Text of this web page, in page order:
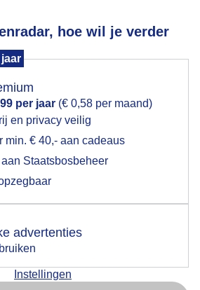
hoe wil je verder
jaar
per jaar (€ 0,58 per maand)
en privacy veilig
min. € 40,- aan cadeaus
Staatsbosbeheer
advertenties
Instellingen
locatie gebruiken voor het
geen akkoord op hebt gegeven,
pop-up uit je browser waarin
toon de popup
misschien later